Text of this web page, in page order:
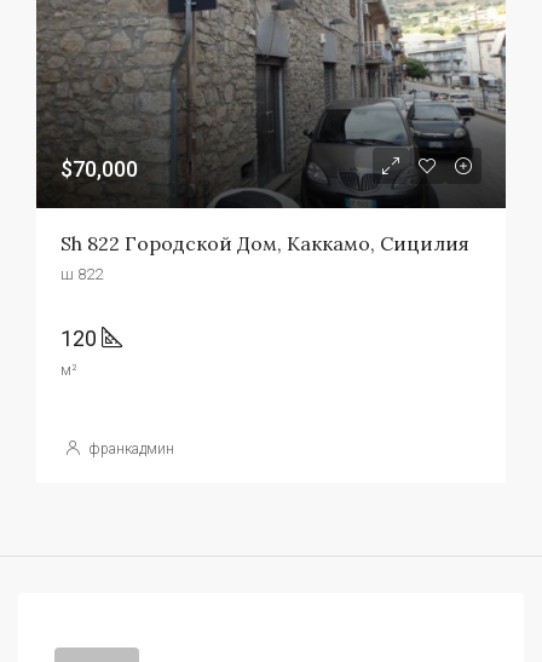
$70,000
Sh 822 Городской Дом, Каккамо, Сицилия
ш 822
120
м²
франкадмин